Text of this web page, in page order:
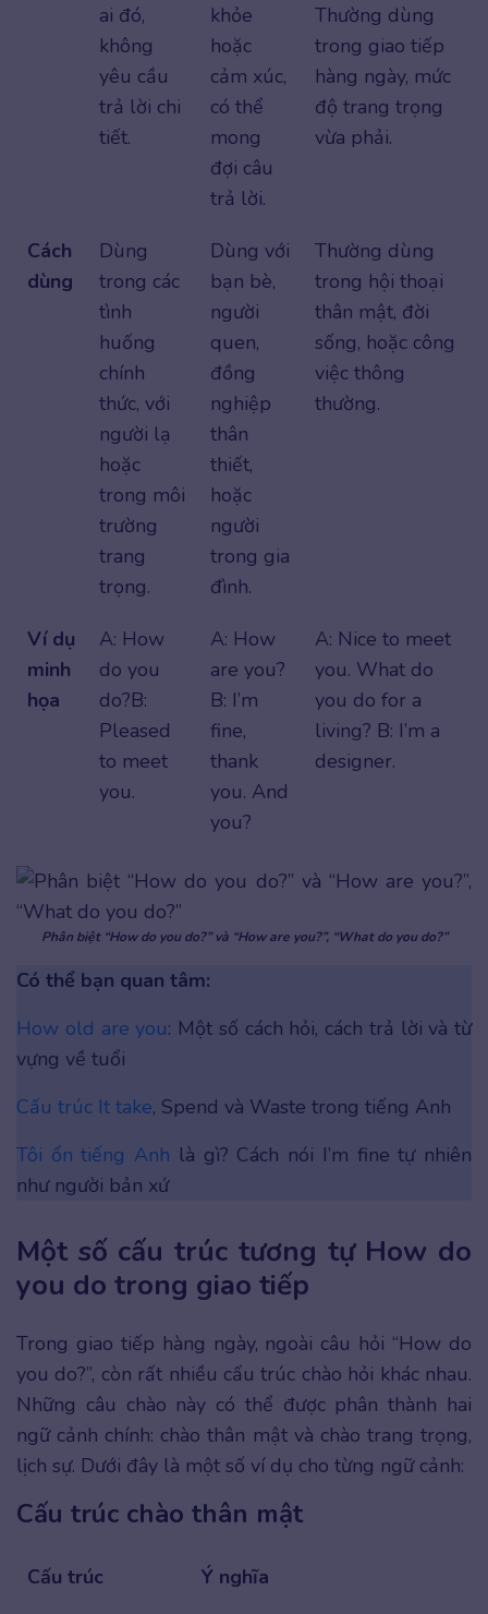
ai đó,
không
yêu cầu
trả lời chi
tiết.
khỏe
hoặc
cảm xúc,
có thể
mong
đợi câu
trả lời.
Thường dùng
trong giao tiếp
hàng ngày, mức
độ trang trọng
vừa phải.
Cách
dùng
Dùng
trong các
tình
huống
chính
thức, với
người lạ
hoặc
trong môi
trường
trang
trọng.
Dùng với
bạn bè,
người
quen,
đồng
nghiệp
thân
thiết,
hoặc
người
trong gia
đình.
Thường dùng
trong hội thoại
thân mật, đời
sống, hoặc công
việc thông
thường.
Ví dụ
minh
họa
A: How
do you
do?B:
Pleased
to meet
you.
A: How
are you?
B: I’m
fine,
thank
you. And
you?
A: Nice to meet
you. What do
you do for a
living? B: I’m a
designer.
Phân biệt “How do you do?” và “How are you?”, “What do you do?”
Có thể bạn quan tâm:
How old are you: Một số cách hỏi, cách trả lời và từ
vựng về tuổi
Cấu trúc It take, Spend và Waste trong tiếng Anh
Tôi ổn tiếng Anh là gì? Cách nói I’m fine tự nhiên
như người bản xứ
Một số cấu trúc tương tự How do
you do trong giao tiếp
Trong giao tiếp hàng ngày, ngoài câu hỏi “How do
you do?”, còn rất nhiều cấu trúc chào hỏi khác nhau.
Những câu chào này có thể được phân thành hai
ngữ cảnh chính: chào thân mật và chào trang trọng,
lịch sự. Dưới đây là một số ví dụ cho từng ngữ cảnh:
Cấu trúc chào thân mật
Cấu trúc Ý nghĩa